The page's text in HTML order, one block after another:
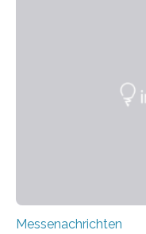
Zusammenarbeit mit
Messenachrichten